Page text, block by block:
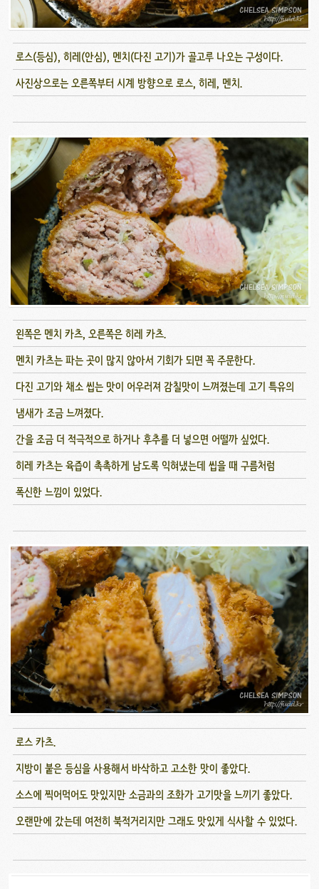
로스(등심), 히레(안심), 멘치(다진 고기)가 골고루 나오는 구성이다.
사진상으로는 오른쪽부터 시계 방향으로 로스, 히레, 멘치.
왼쪽은 멘치 카츠, 오른쪽은 히레 카츠.
멘치 카츠는 파는 곳이 많지 않아서 기회가 되면 꼭 주문한다.
다진 고기와 채소 씹는 맛이 어우러져 감칠맛이 느껴졌는데 고기 특유의
냄새가 조금 느껴졌다.
간을 조금 더 적극적으로 하거나 후추를 더 넣으면 어떨까 싶었다.
히레 카츠는 육즙이 촉촉하게 남도록 익혀냈는데 씹을 때 구름처럼
폭신한 느낌이 있었다.
로스 카츠.
지방이 붙은 등심을 사용해서 바삭하고 고소한 맛이 좋았다.
소스에 찍어먹어도 맛있지만 소금과의 조화가 고기맛을 느끼기 좋았다.
오랜만에 갔는데 여전히 북적거리지만 그래도 맛있게 식사할 수 있었다.